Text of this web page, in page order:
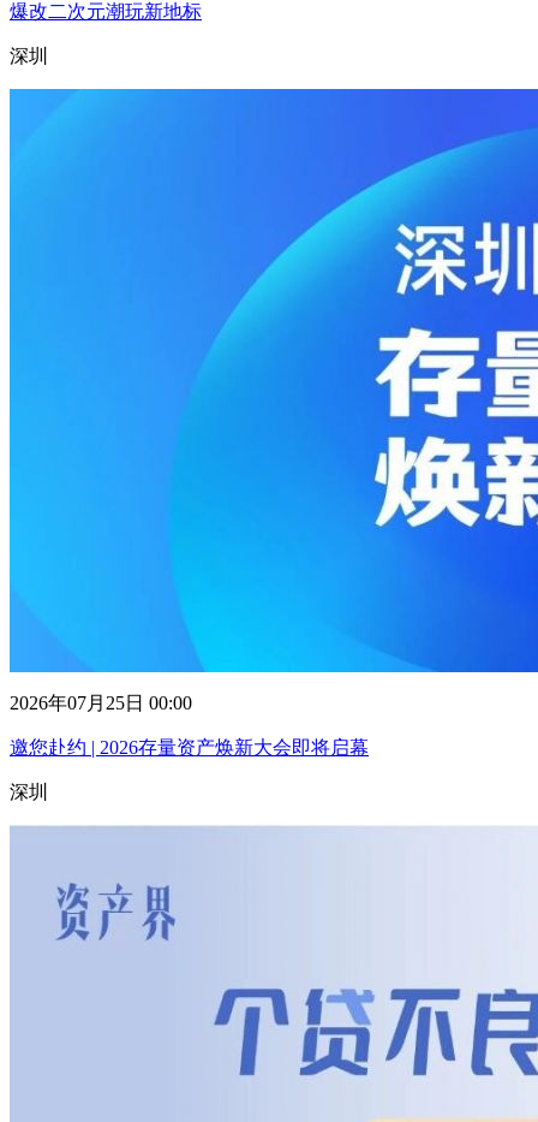
爆改二次元潮玩新地标
深圳
2026年07月25日 00:00
邀您赴约 | 2026存量资产焕新大会即将启幕
深圳